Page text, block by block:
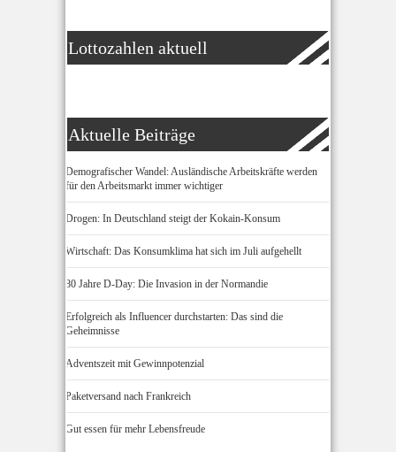
Lottozahlen aktuell
Aktuelle Beiträge
Demografischer Wandel: Ausländische Arbeitskräfte werden
für den Arbeitsmarkt immer wichtiger
Drogen: In Deutschland steigt der Kokain-Konsum
Wirtschaft: Das Konsumklima hat sich im Juli aufgehellt
80 Jahre D-Day: Die Invasion in der Normandie
Erfolgreich als Influencer durchstarten: Das sind die
Geheimnisse
Adventszeit mit Gewinnpotenzial
Paketversand nach Frankreich
Gut essen für mehr Lebensfreude